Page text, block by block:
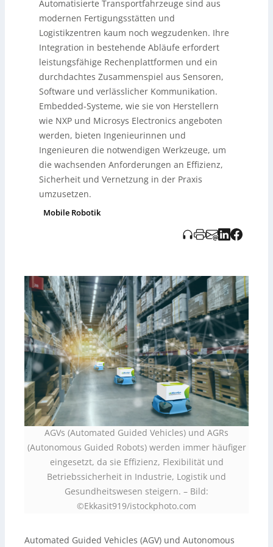
Entscheidungen für den Materialtransport zu treffen.
Die Systeme sind skalierbar, einfach zu integrieren und
bieten umfangreiche Schnittstellen, die an spezifische
Anforderungen angepasst werden können. Entwicklern
steht ein umfassendes Unterstützungspaket zur
Verfügung, das die schnelle Umsetzung und Anpassung
an Marktbedürfnisse erleichtert.
Automatisierte Transportfahrzeuge sind aus
modernen Fertigungsstätten und
Logistikzentren kaum noch wegzudenken. Ihre
Integration in bestehende Abläufe erfordert
leistungsfähige Rechenplattformen und ein
durchdachtes Zusammenspiel aus Sensoren,
Software und verlässlicher Kommunikation.
Embedded-Systeme, wie sie von Herstellern
wie NXP und Microsys Electronics angeboten
werden, bieten Ingenieurinnen und
Ingenieuren die notwendigen Werkzeuge, um
die wachsenden Anforderungen an Effizienz,
Sicherheit und Vernetzung in der Praxis
umzusetzen.
Mobile Robotik
AGVs (Automated Guided Vehicles) und AGRs
(Autonomous Guided Robots) werden immer häufiger
eingesetzt, da sie Effizienz, Flexibilität und
Betriebssicherheit in Industrie, Logistik und
Gesundheitswesen steigern. – Bild:
©Ekkasit919/istockphoto.com
Automated Guided Vehicles (AGV) und Autonomous